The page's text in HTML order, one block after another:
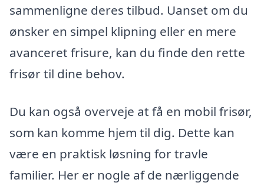
sammenligne deres tilbud. Uanset om du
ønsker en simpel klipning eller en mere
avanceret frisure, kan du finde den rette
frisør til dine behov.
Du kan også overveje at få en mobil frisør,
som kan komme hjem til dig. Dette kan
være en praktisk løsning for travle
familier. Her er nogle af de nærliggende